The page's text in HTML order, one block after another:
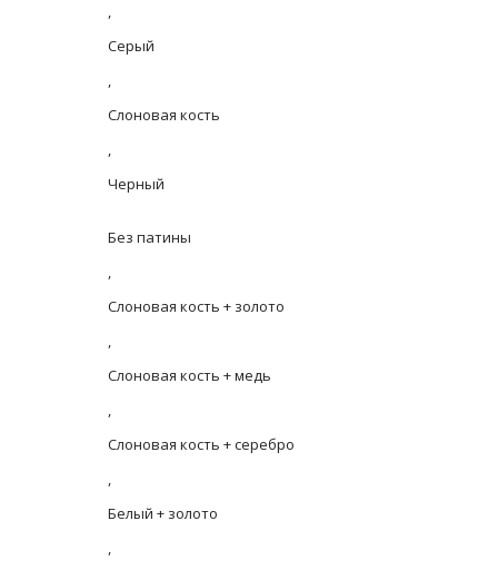
,
Серый
,
Слоновая кость
,
Черный
Без патины
,
Слоновая кость + золото
,
Слоновая кость + медь
,
Слоновая кость + серебро
,
Белый + золото
,